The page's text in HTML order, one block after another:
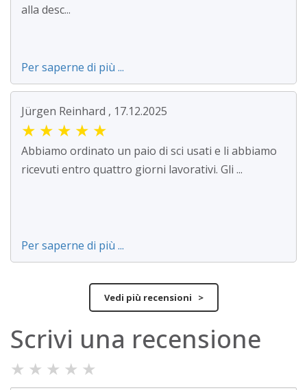
alla desc...
Per saperne di più ...
Jürgen Reinhard , 17.12.2025
★ ★ ★ ★ ★
Abbiamo ordinato un paio di sci usati e li abbiamo
ricevuti entro quattro giorni lavorativi. Gli ...
Per saperne di più ...
Vedi più recensioni >
Scrivi una recensione
★ ★ ★ ★ ★